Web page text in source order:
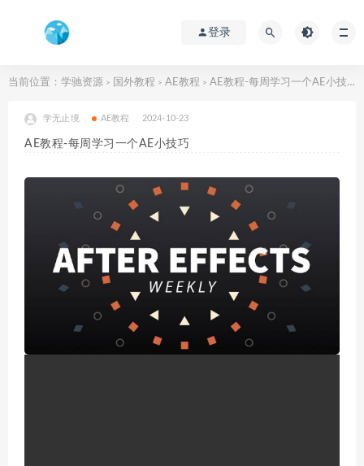
登录
当前位置： 学驰资源 > 国外教程 > AE教程 > AE教程-每周学习一个AE小技巧
学无止境 AE教程 2024-10-23
AE教程-每周学习一个AE小技巧